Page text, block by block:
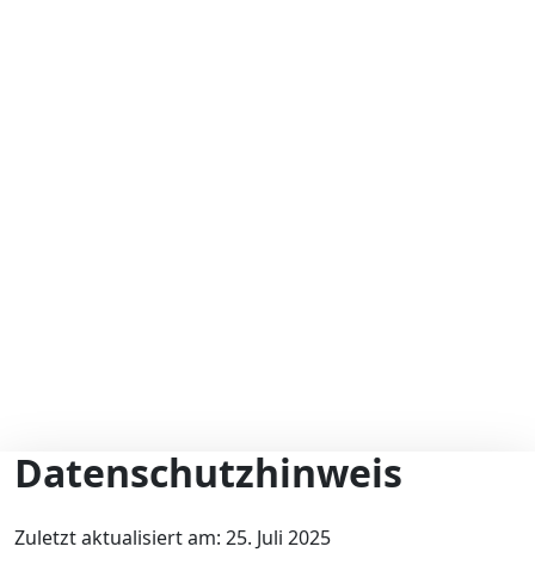
Datenschutzhinweis
Zuletzt aktualisiert am: 25. Juli 2025